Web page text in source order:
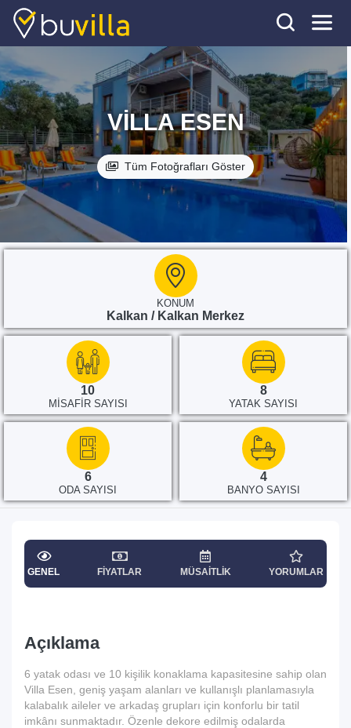
VILLA ESEN
Tüm Fotoğrafları Göster
KONUM
Kalkan / Kalkan Merkez
10
MISAFIR SAYISI
8
YATAK SAYISI
6
ODA SAYISI
4
BANYO SAYISI
GENEL FIYATLAR MÜSAITLIK YORUMLAR
Açıklama
6 yatak odası ve 10 kişilik konaklama kapasitesine sahip olan
Villa Esen, geniş yaşam alanları ve kullanışlı planlamasıyla
kalabalık aileler ve arkadaş grupları için konforlu bir tatil
imkânı sunmaktadır. Özenle dekore edilmiş odalarda